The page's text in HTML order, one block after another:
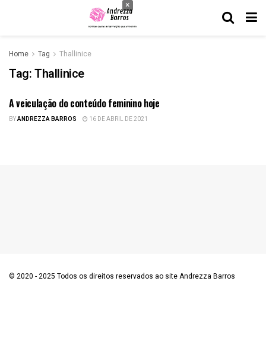
Home Tag Thallinice
Tag:Thallinice
NOTÍCIAS
A veiculação do conteúdo feminino hoje
BYANDREZZA BARROS 16 DE ABRIL DE 2021
© 2020 - 2025 Todos os direitos reservados ao site Andrezza Barros
×